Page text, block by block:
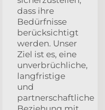
dass ihre
Bedürfnisse
berücksichtigt
werden. Unser
Ziel ist es, eine
unverbrüchliche,
langfristige
und
partnerschaftliche